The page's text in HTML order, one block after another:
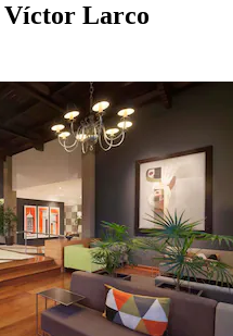
Víctor Larco